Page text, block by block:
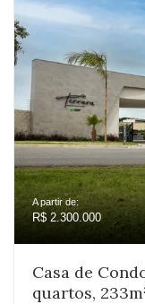
A partir de:
R$ 2.300.000
Casa de
quartos,